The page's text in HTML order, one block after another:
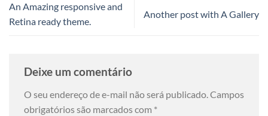
An Amazing responsive and
Retina ready theme.
Another post with A Gallery
Deixe um comentário
O seu endereço de e-mail não será publicado.Campos
obrigatórios são marcados com *